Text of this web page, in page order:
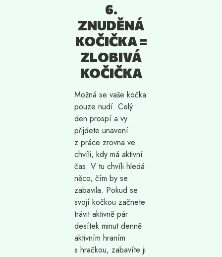
6.
ZNUDĚNÁ
KOČIČKA =
ZLOBIVÁ
KOČIČKA
Možná se vaše kočka
pouze nudí. Celý
den prospí a vy
přijdete unavení
z práce zrovna ve
chvíli, kdy má aktivní
čas. V tu chvíli hledá
něco, čím by se
zabavila. Pokud se
svojí kočkou začnete
trávit aktivně pár
desítek minut denně
aktivním hraním
s hračkou, zabavíte ji